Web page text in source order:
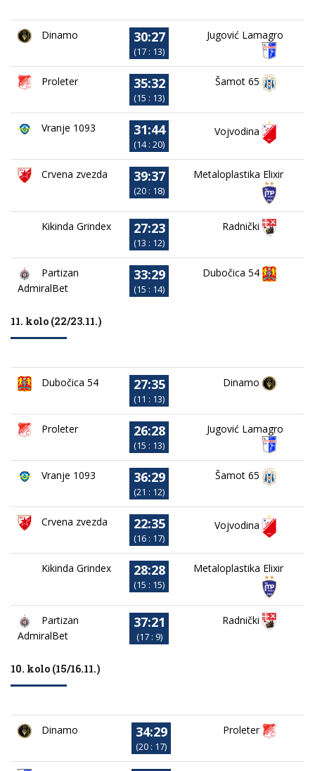
Dinamo 30:27
(17 : 13)
Jugović Lamagro
Proleter 35:32
(15 : 13)
Šamot 65
Vranje 1093 31:44
(14 : 20)
Vojvodina
Crvena zvezda 39:37
(20 : 18)
Metaloplastika Elixir
Kikinda Grindex 27:23
(13 : 12)
Radnički
Partizan
AdmiralBet
33:29
(15 : 14)
Dubočica 54
11. kolo (22/23.11.)
Dubočica 54 27:35
(11 : 13)
Dinamo
Proleter 26:28
(15 : 13)
Jugović Lamagro
Vranje 1093 36:29
(21 : 12)
Šamot 65
Crvena zvezda 22:35
(16 : 17)
Vojvodina
Kikinda Grindex 28:28
(15 : 15)
Metaloplastika Elixir
Partizan
AdmiralBet
37:21
(17 : 9)
Radnički
10. kolo (15/16.11.)
Dinamo 34:29
(20 : 17)
Proleter